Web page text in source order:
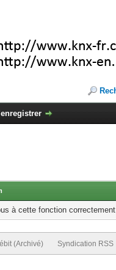
à cette fonction
(Archivé) Syndication RSS